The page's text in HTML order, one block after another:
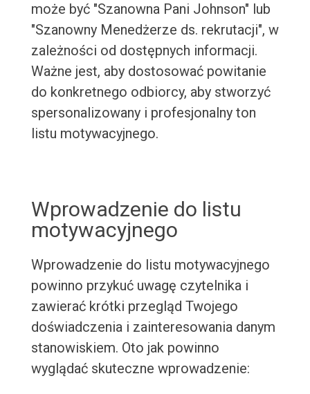
może być "Szanowna Pani Johnson" lub
"Szanowny Menedżerze ds. rekrutacji", w
zależności od dostępnych informacji.
Ważne jest, aby dostosować powitanie
do konkretnego odbiorcy, aby stworzyć
spersonalizowany i profesjonalny ton
listu motywacyjnego.
Wprowadzenie do listu
motywacyjnego
Wprowadzenie do listu motywacyjnego
powinno przykuć uwagę czytelnika i
zawierać krótki przegląd Twojego
doświadczenia i zainteresowania danym
stanowiskiem. Oto jak powinno
wyglądać skuteczne wprowadzenie: